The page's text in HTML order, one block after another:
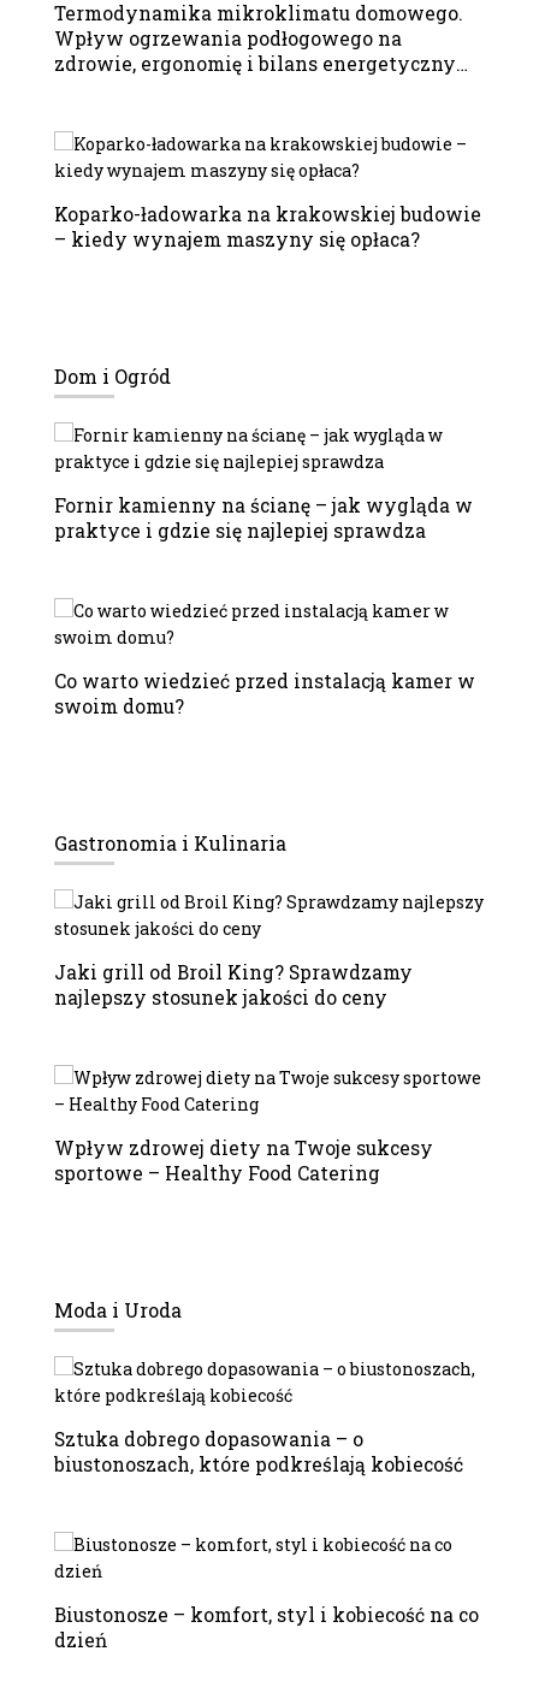
Termodynamika mikroklimatu domowego.
Wpływ ogrzewania podłogowego na
zdrowie, ergonomię i bilans energetyczny
Koparko-ładowarka na krakowskiej budowie
– kiedy wynajem maszyny się opłaca?
Dom i Ogród
Fornir kamienny na ścianę – jak wygląda w
praktyce i gdzie się najlepiej sprawdza
Co warto wiedzieć przed instalacją kamer w
swoim domu?
Gastronomia i Kulinaria
Jaki grill od Broil King? Sprawdzamy
najlepszy stosunek jakości do ceny
Wpływ zdrowej diety na Twoje sukcesy
sportowe – Healthy Food Catering
Moda i Uroda
Sztuka dobrego dopasowania – o
biustonoszach, które podkreślają kobiecość
Biustonosze – komfort, styl i kobiecość na co
dzień